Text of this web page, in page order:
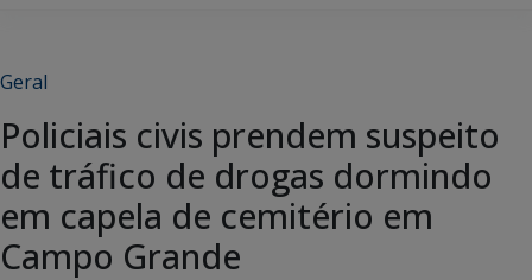
Geral
Policiais civis prendem suspeito
de tráfico de drogas dormindo
em capela de cemitério em
Campo Grande